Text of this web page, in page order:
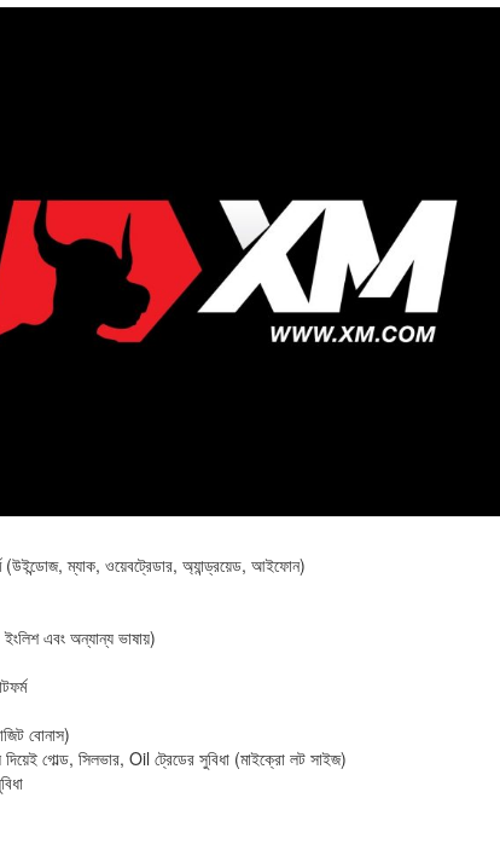
(উইন্ডোজ, ম্যাক, ওয়েবট্রেডার, অ্যান্ড্রয়েড, আইফোন)
ইংলিশ এবং অন্যান্য ভাষায়)
বোনাস)
দিয়েই গোল্ড, সিলভার, Oil ট্রেডের সুবিধা (মাইক্রো লট সাইজ)